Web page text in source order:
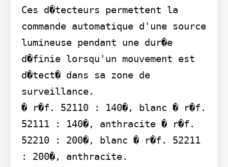
Ces d�tecteurs permettent la
commande automatique d'une source
lumineuse pendant une dur�e
d�finie lorsqu'un mouvement est
d�tect� dans sa zone de
surveillance.
� r�f. 52110 : 140�, blanc � r�f.
52111 : 140�, anthracite � r�f.
52210 : 200�, blanc � r�f. 52211
: 200�, anthracite.